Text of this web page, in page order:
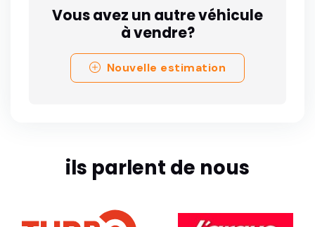
Vous avez un autre véhicule
à vendre?
Nouvelle estimation
ils parlent de nous